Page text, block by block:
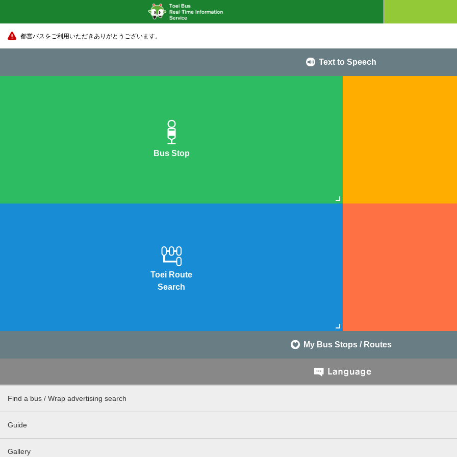
都営バスをご利用いただきありがとうございます。
Text to Speech
Bus Stop
Toei Route
Search
My Bus Stops / Routes
Find a bus / Wrap advertising search
Guide
Gallery